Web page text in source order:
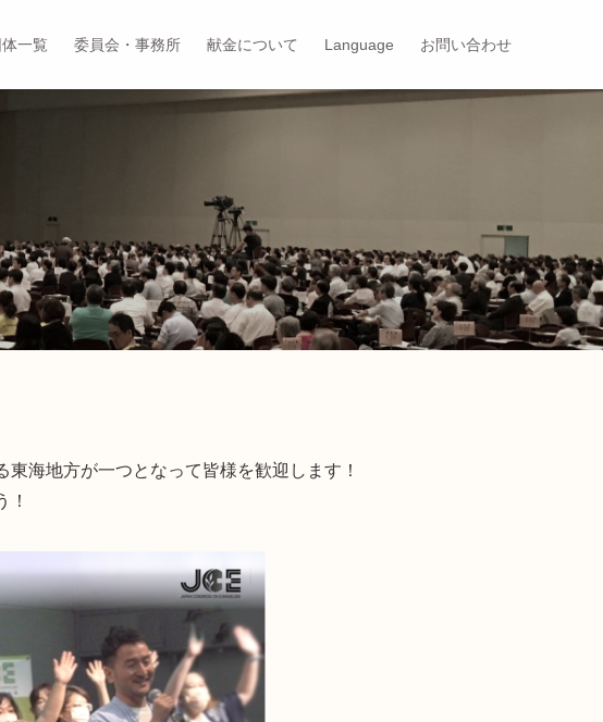
一覧 委員会・事務所 献金について Language お問い合わせ
海地方が一つとなって皆様を歓迎します！
！